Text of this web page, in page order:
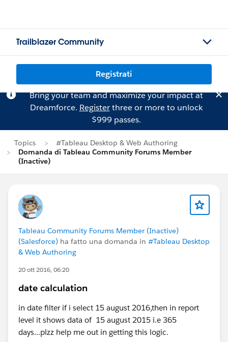
Trailblazer Community
Registrati
Bring your team and maximize your impact at
Dreamforce. Registerthree or more to unlock
$999 passes.
Topics
#Tableau Desktop & Web Authoring
Domanda di Tableau Community Forums Member
(Inactive)
Tableau Community Forums Member (Inactive)
(Salesforce) ha fatto una domanda in #Tableau Desktop
& Web Authoring
20 ott 2016, 06:20
date calculation
in date filter if i select 15 august 2016,then in report
level it shows data of 15 august 2015 i.e 365
days...plzz help me out in getting this logic.